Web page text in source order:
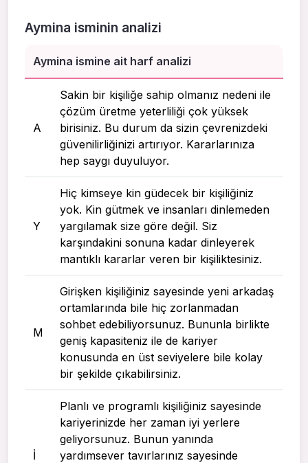
Aymina isminin analizi
Aymina ismine ait harf analizi
A
Sakin bir kişiliğe sahip olmanız nedeni ile
çözüm üretme yeterliliği çok yüksek
birisiniz. Bu durum da sizin çevrenizdeki
güvenilirliğinizi artırıyor. Kararlarınıza
hep saygı duyuluyor.
Y
Hiç kimseye kin güdecek bir kişiliğiniz
yok. Kin gütmek ve insanları dinlemeden
yargılamak size göre değil. Siz
karşındakini sonuna kadar dinleyerek
mantıklı kararlar veren bir kişiliktesiniz.
M
Girişken kişiliğiniz sayesinde yeni arkadaş
ortamlarında bile hiç zorlanmadan
sohbet edebiliyorsunuz. Bununla birlikte
geniş kapasiteniz ile de kariyer
konusunda en üst seviyelere bile kolay
bir şekilde çıkabilirsiniz.
I
Planlı ve programlı kişiliğiniz sayesinde
kariyerinizde her zaman iyi yerlere
geliyorsunuz. Bunun yanında
yardımsever tavırlarınız sayesinde